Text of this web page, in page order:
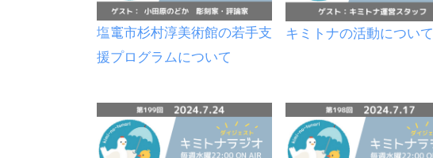
塩竃市杉村淳美術館の若手支
援プログラムについて
キミトナの活動について